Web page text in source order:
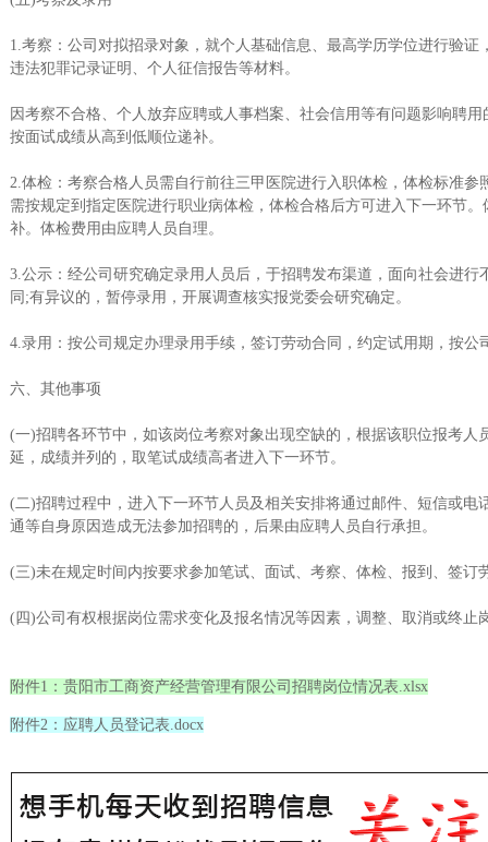
1.考察：公司对拟招录对象，就个人基础信息、最高学历学位进行验
违法犯罪记录证明、个人征信报告等材料。
因考察不合格、个人放弃应聘或人事档案、社会信用等有问题影响聘
按面试成绩从高到低顺位递补。
2.体检：考察合格人员需自行前往三甲医院进行入职体检，体检标准
需按规定到指定医院进行职业病体检，体检合格后方可进入下一环节
补。体检费用由应聘人员自理。
3.公示：经公司研究确定录用人员后，于招聘发布渠道，面向社会进
同;有异议的，暂停录用，开展调查核实报党委会研究确定。
4.录用：按公司规定办理录用手续，签订劳动合同，约定试用期，按公
六、其他事项
(一)招聘各环节中，如该岗位考察对象出现空缺的，根据该职位报考
延，成绩并列的，取笔试成绩高者进入下一环节。
(二)招聘过程中，进入下一环节人员及相关安排将通过邮件、短信或
通等自身原因造成无法参加招聘的，后果由应聘人员自行承担。
(三)未在规定时间内按要求参加笔试、面试、考察、体检、报到、签订
(四)公司有权根据岗位需求变化及报名情况等因素，调整、取消或终
附件1：贵阳市工商资产经营管理有限公司招聘岗位情况表.xlsx
附件2：应聘人员登记表.docx